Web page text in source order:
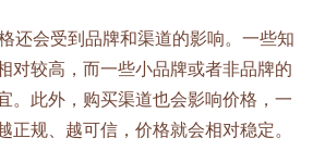
会受到品牌和渠道的影响。一些知
对较高，而一些小品牌或者非品牌的
。此外，购买渠道也会影响价格，一
正规、越可信，价格就会相对稳定。